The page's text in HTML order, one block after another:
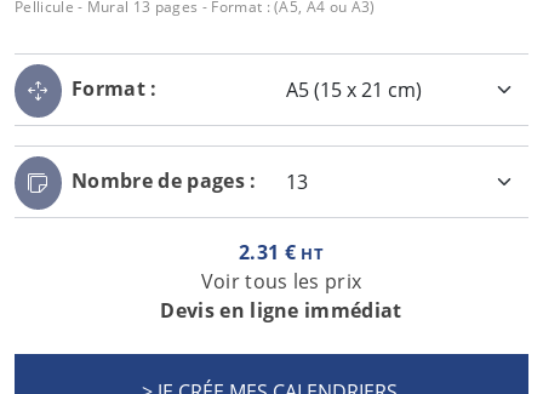
Pellicule - Mural 13 pages - Format : (A5, A4 ou A3)
Format :
Nombre de pages :
2.31 € HT
Voir tous les prix
Devis en ligne immédiat